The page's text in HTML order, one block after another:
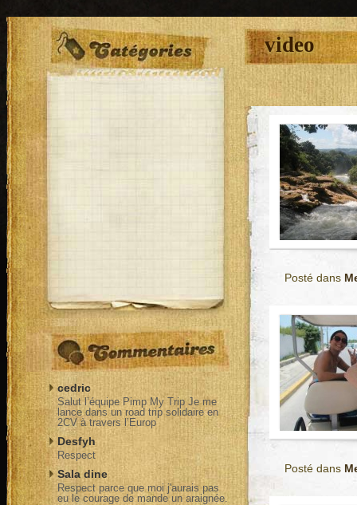
video
Posté dans
Posté dans
cedric
Salut l’équipe Pimp My Trip Je me
lance dans un road trip solidaire en
2CV à travers l’Europ
Desfyh
Respect
Sala dine
Respect parce que moi j'aurais pas
eu le courage de mande un araignée.